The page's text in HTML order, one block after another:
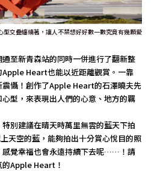
交疊纏繞著，讓人不禁想好好數一數究竟有幾顆愛
至新青森站的同時一併進行了翻新整
Heart也能以近距離觀賞。一靠
懾！創作了Apple Heart的石澤曉夫先
型，來表現出人們的心意、地方的羈
別建議在晴天時萬里無雲的藍天下拍
天空的藍，能夠拍出十分賞心悅目的照
感覺幸福也會永遠持續下去呢……！請
Apple Heart！